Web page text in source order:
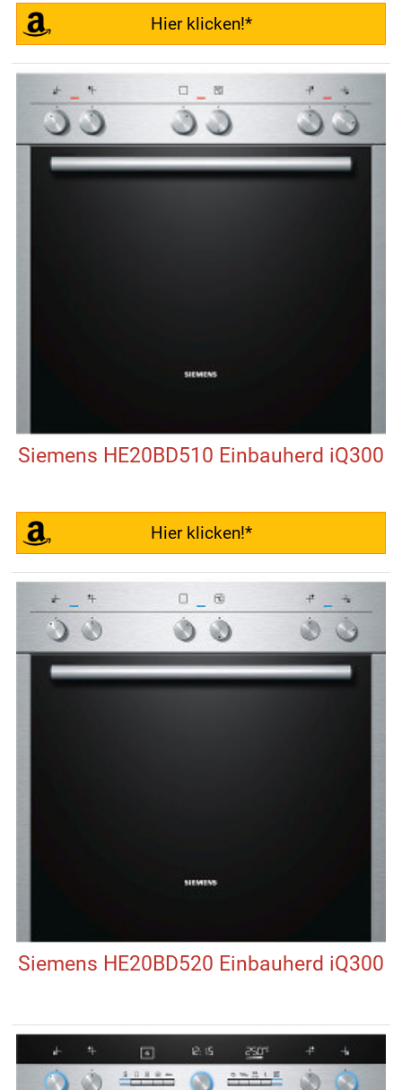
Hier klicken!*
Siemens HE20BD510 Einbauherd iQ300
Hier klicken!*
Siemens HE20BD520 Einbauherd iQ300